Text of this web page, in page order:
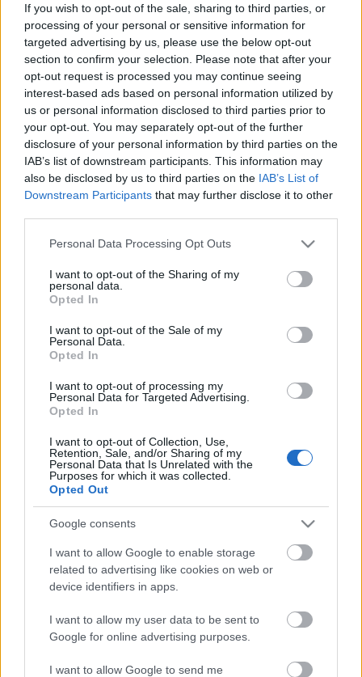
If you wish to opt-out of the sale, sharing to third parties, or
processing of your personal or sensitive information for
targeted advertising by us, please use the below opt-out
section to confirm your selection. Please note that after your
opt-out request is processed you may continue seeing
interest-based ads based on personal information utilized by
us or personal information disclosed to third parties prior to
your opt-out. You may separately opt-out of the further
disclosure of your personal information by third parties on the
IAB’s list of downstream participants. This information may
also be disclosed by us to third parties on the IAB’s List of
Downstream Participants that may further disclose it to other
Please note that this website/app uses one or more Google
not limited to your visit or usage behaviour. You may click to
grant or deny consent to Google and its third-party tags to
use your data for below specified purposes in below Google
consent section.
Personal Data Processing Opt Outs
I want to opt-out of the Sharing of my
personal data.
Opted In
I want to opt-out of the Sale of my
Personal Data.
Opted In
I want to opt-out of processing my
Personal Data for Targeted Advertising.
Opted In
I want to opt-out of Collection, Use,
Retention, Sale, and/or Sharing of my
Personal Data that Is Unrelated with the
Purposes for which it was collected.
Opted Out
Google consents
I want to allow Google to enable storage
related to advertising like cookies on web or
device identifiers in apps.
I want to allow my user data to be sent to
Google for online advertising purposes.
I want to allow Google to send me
Appetite For Destructionje, amit a zenekar gitárosa,
Slash büszkén meg is magyarázott azzal, hogy
abban a korszakban az emberek ki voltak éhezve a
hozzájuk hasonló zenekarokra a Mötley Crüe és
Simple Minds-féle csapatok között. A győztes
azonban nem meglepő módon a U2 Joshua Tree-je
lett, a teljes listához pedig katt a továbbra, ahol akár
azt is leírhatja mindenki, hogy szerinte mi volt az
említett évtized legjobbja!
01. U2 - The Joshua Tree
04. Bruce Springsteen - Born In The U.S.A.
06. AC/DC - Back In Black
07. The Smiths - The Queen Is Dead
09. The Cure - Disintegration
10. Metallica - Master Of Puppets
Címkék:lista the clash hír u2 guns n roses
Ajánlott bejegyzések:
Megérkezett!
Káros szenvedély - Itt van a Stu33 új EP-je